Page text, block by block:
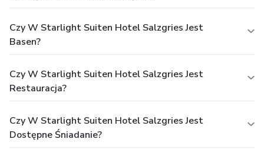
Czy W Starlight Suiten Hotel Salzgries Jest
Basen?
Czy W Starlight Suiten Hotel Salzgries Jest
Restauracja?
Czy W Starlight Suiten Hotel Salzgries Jest
Dostępne Śniadanie?